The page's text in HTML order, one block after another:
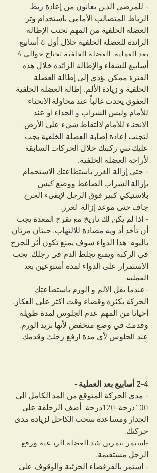
- للمرضى الذين يعانون من إعادة ربط
الرباط المتصالب الأمامي باستخدام وتر
العضلة الخلفية من المهم تجنب الإطالة
الزائدة للعضلة الخلفية خلال أول 6 أسابيع
أسابيع للشفاء والإطالة الزائدة خلال هذه
الفترة ممكن يؤدي إلى إطالة العضلة
الخلفية و زيادة الألم. إطالة العضلة الخلفية
العفوي يحدث غالباً عند محاولة الانحناء
للأمام ولبس الشراب و الحذاء او عند
الانحناء للأمام لالتقاط شيء على الأرض.
لتجنب إعادة إصابة العضلة الخلفية يجب
عليك ثني ركبتك خلال الحركات السابقة
لأراحه العضلة الخلفية.
- حتى إزالة الغرز باستطاعتك الاستحمام
بإزالة الشراب الضاغط ووضع كيس
بلاستيكي كبير فوق الرجل لإبقىء الجرح
جاف حتى موعد إزالة الغرز.
- إذا لم يكن لك تاريخ مع تقرح المعدة يجب
أن تأخذ أد ويه مضادة للالتهاب. حبتان مرتان
باليوم. هذا الدواء سوف يمنع تكون أثر للجرح
في الركبة ويمنع تجلط الدم في رجلك. يجب
الاستمرار على الدواء لمدة أسبوعين بعد
العملية.
-عندما يقل الألم و الورم باستطاعتك
الحركة بكثرة وقضاء وقت اكثر على العكاز.
أحيانا من المهم عدم الجلوس لمدة طويلة
وقدمك في وضع منخفض لأنها تزيد الورم.
عند الجلوس لأي مدة ارفع رجلك وقدمك.
2-4 أسابيع بعد العملية:-
- مدى الحركة المتوقع من المد الكامل الى
100درجة-120درجة. أضف الزحلقة على
الجدار ومساعدة سحب الكاحل لزيادة مدى
حركتك.
-استمر بتمرين شد العضلة الرباعية ورفع
الرجل مستقيمة.
- استمر بالقرفصاء الجزئية والوقوف على